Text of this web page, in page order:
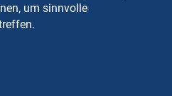
um sinnvolle